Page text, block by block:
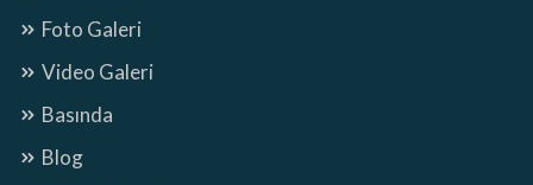
Foto Galeri
Video Galeri
Basında
Blog